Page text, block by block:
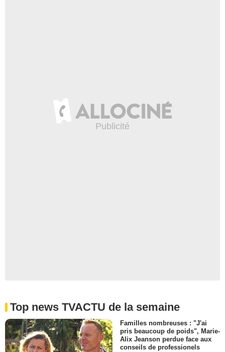
Top news TVACTU de la semaine
Familles nombreuses : "J'ai
pris beaucoup de poids", Marie-
Alix Jeanson perdue face aux
conseils de professionels